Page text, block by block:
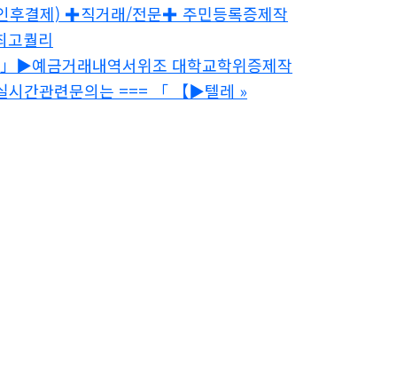
결제) ✚직거래/전문✚ 주민등록증제작
퀄리
예금거래내역서위조 대학교학위증제작
시간관련문의는 === 「 【▶텔레 »